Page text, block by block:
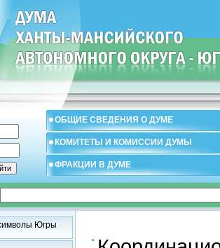
ОБЩИЕ СВЕДЕНИЯ О ДУМЕ
КОМИТЕТЫ И КОМИССИИ ДУМЫ
ФРАКЦИИ В ДУМЕ
Югры